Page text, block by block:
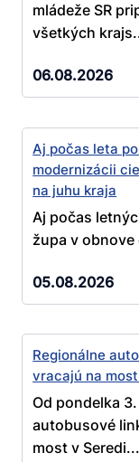
mládeže SR
všetkých
06.08.2026
Aj počas leta
modernizácii
na juhu kraja
Aj počas
župa v obnove
05.08.2026
Regionálne
vracajú na
Od pondelka
autobusové
most v